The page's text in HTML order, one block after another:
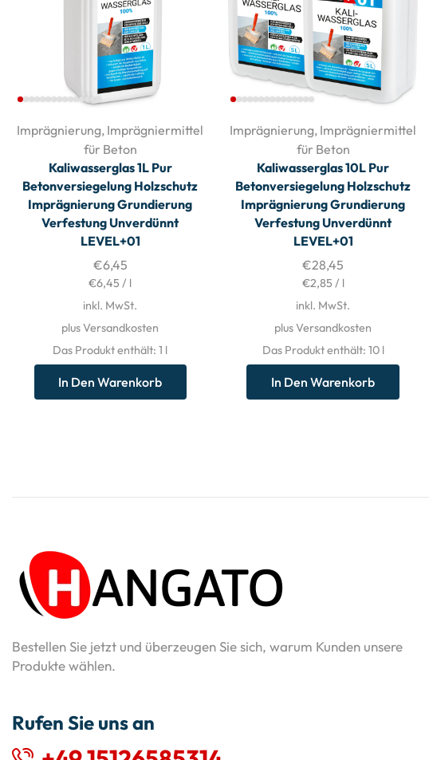
Imprägnierung, Imprägniermittel
für Beton
Kaliwasserglas 1L Pur
Betonversiegelung Holzschutz
Imprägnierung Grundierung
Verfestung Unverdünnt
LEVEL+01
€6,45
€6,45 / l
inkl. MwSt.
plus Versandkosten
Das Produkt enthält: 1 l
In Den Warenkorb
Imprägnierung, Imprägniermittel
für Beton
Kaliwasserglas 10L Pur
Betonversiegelung Holzschutz
Imprägnierung Grundierung
Verfestung Unverdünnt
LEVEL+01
€28,45
€2,85 / l
inkl. MwSt.
plus Versandkosten
Das Produkt enthält: 10 l
In Den Warenkorb
Bestellen Sie jetzt und überzeugen Sie sich, warum Kunden unsere
Produkte wählen.
Rufen Sie uns an